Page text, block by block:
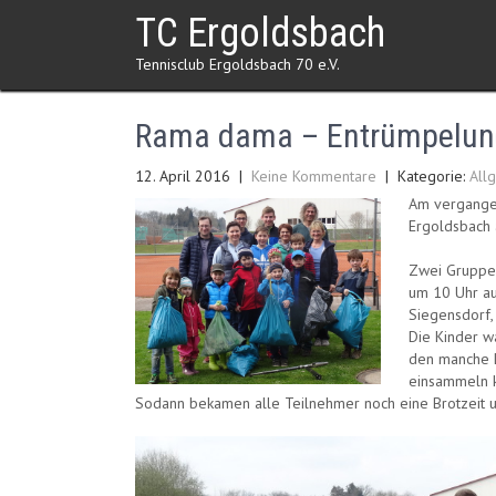
TC Ergoldsbach
Tennisclub Ergoldsbach 70 e.V.
Rama dama –
12. April 2016 | Keine Kommentare | Kategorie:
Am
Ergoldsbach
Zwei
um 10 Uhr
Die Kinder
den
einsammeln
Sodann bekamen alle Teilnehmer noch eine Brotzeit